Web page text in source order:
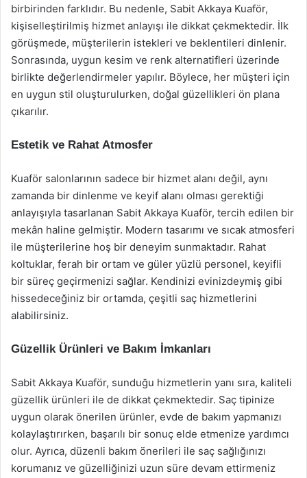
birbirinden farklıdır. Bu nedenle, Sabit Akkaya Kuaför,
kişiselleştirilmiş hizmet anlayışı ile dikkat çekmektedir. İlk
görüşmede, müşterilerin istekleri ve beklentileri dinlenir.
Sonrasında, uygun kesim ve renk alternatifleri üzerinde
birlikte değerlendirmeler yapılır. Böylece, her müşteri için
en uygun stil oluşturulurken, doğal güzellikleri ön plana
çıkarılır.
Estetik ve Rahat Atmosfer
Kuaför salonlarının sadece bir hizmet alanı değil, aynı
zamanda bir dinlenme ve keyif alanı olması gerektiği
anlayışıyla tasarlanan Sabit Akkaya Kuaför, tercih edilen bir
mekân haline gelmiştir. Modern tasarımı ve sıcak atmosferi
ile müşterilerine hoş bir deneyim sunmaktadır. Rahat
koltuklar, ferah bir ortam ve güler yüzlü personel, keyifli
bir süreç geçirmenizi sağlar. Kendinizi evinizdeymiş gibi
hissedeceğiniz bir ortamda, çeşitli saç hizmetlerini
alabilirsiniz.
Güzellik Ürünleri ve Bakım İmkanları
Sabit Akkaya Kuaför, sunduğu hizmetlerin yanı sıra, kaliteli
güzellik ürünleri ile de dikkat çekmektedir. Saç tipinize
uygun olarak önerilen ürünler, evde de bakım yapmanızı
kolaylaştırırken, başarılı bir sonuç elde etmenize yardımcı
olur. Ayrıca, düzenli bakım önerileri ile saç sağlığınızı
korumanız ve güzelliğinizi uzun süre devam ettirmeniz